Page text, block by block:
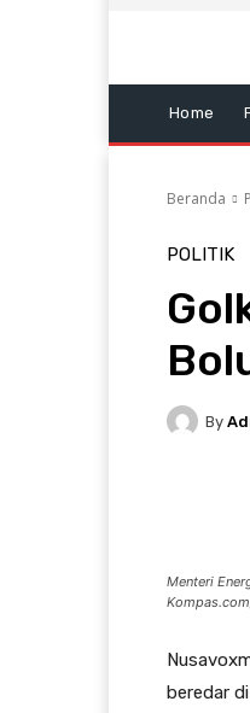
Home
Beranda
POLITIK
By
Menteri
beredar